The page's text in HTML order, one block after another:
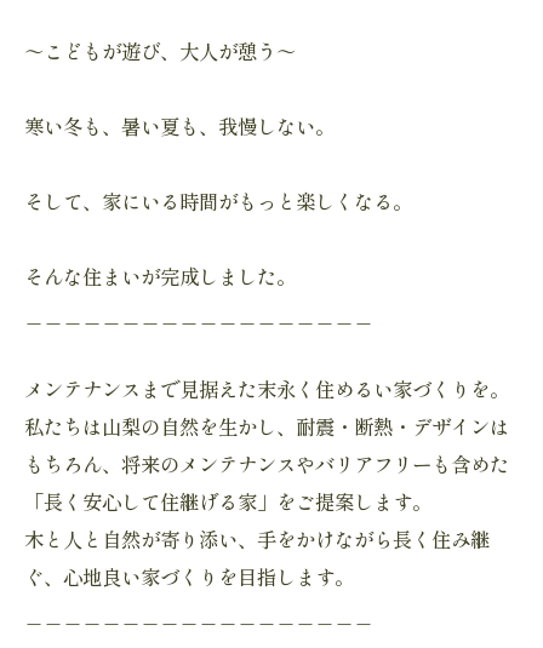
～こどもが遊び、大人が憩う～
寒い冬も、暑い夏も、我慢しない。
そして、家にいる時間がもっと楽しくなる。
そんな住まいが完成しました。
メンテナンスまで見据えた末永く住めるい家づくりを。
私たちは山梨の自然を生かし、耐震・断熱・デザインは
もちろん、将来のメンテナンスやバリアフリーも含めた
「長く安心して住継げる家」をご提案します。
木と人と自然が寄り添い、手をかけながら長く住み継
ぐ、心地良い家づくりを目指します。